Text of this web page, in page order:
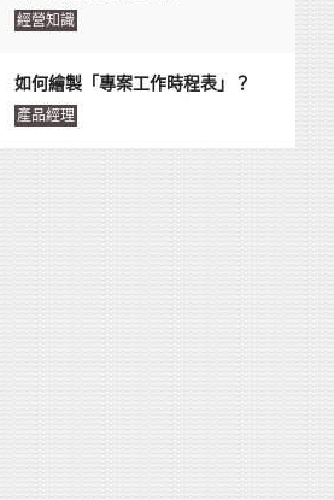
經營知識
如何繪製「專案工作時程表」？
產品經理